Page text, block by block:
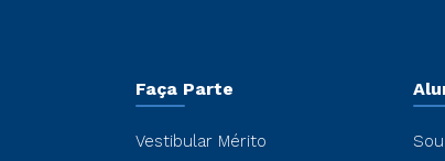
Faça Parte
Vestibular Mérito